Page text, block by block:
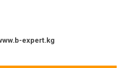
expert.kg